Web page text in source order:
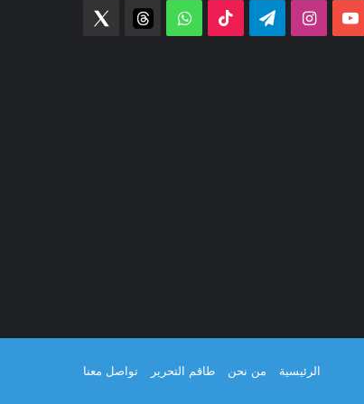
‫YouTubeانستقرامتيلقرام ‫TikTok واتساب threads
الرئيسية من نحن طاقم التحرير تواصل معنا